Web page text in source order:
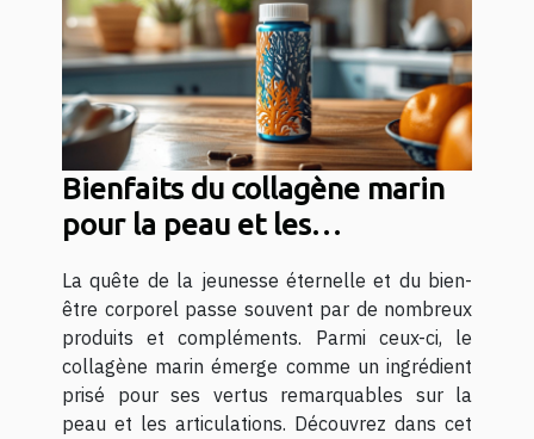
Bienfaits du collagène marin
pour la peau et les
La quête de la jeunesse éternelle et du bien-
être corporel passe souvent par de nombreux
produits et compléments. Parmi ceux-ci, le
collagène marin émerge comme un ingrédient
prisé pour ses vertus remarquables sur la
peau et les articulations. Découvrez dans cet